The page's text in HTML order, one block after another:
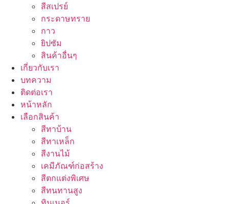
สีสเปรย์
กระดาษทราย
กาว
ยิปซัม
สินค้าอื่นๆ
เกี่ยวกับเรา
บทความ
ติดต่อเรา
หน้าหลัก
เลือกสินค้า
สีทาบ้าน
สีทาเหล็ก
สีงานไม้
เคมีภัณฑ์ก่อสร้าง
สีตกแต่งพิเศษ
สีทนทานสูง